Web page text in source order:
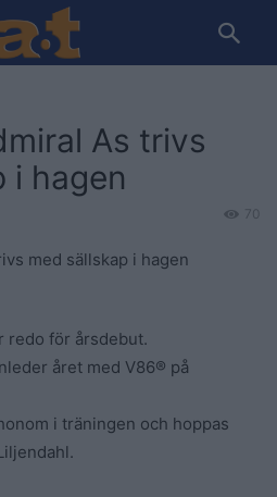
As trivs
i hagen
70
redo för årsdebut.
året med V86® på
i träningen och hoppas